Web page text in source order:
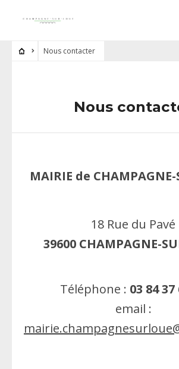
Nous contacter
Nous
MAIRIE de CHAMPAGNE-
18 Rue du Pavé
39600 CHAMPAGNE-
Téléphone : 03 84 37
email :